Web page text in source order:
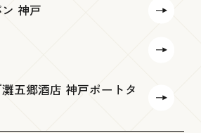
神戸
五郷酒店 神戸ポートタ